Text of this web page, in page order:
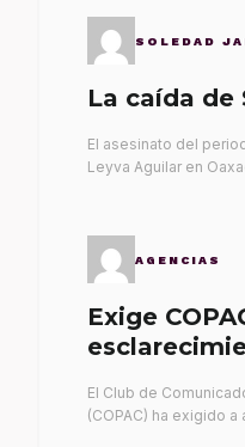
SOLEDAD
La caída de
El asesinato del
Leyva Aguilar en
AGENCIAS
Exige
El Club de
(COPAC) ha exigido